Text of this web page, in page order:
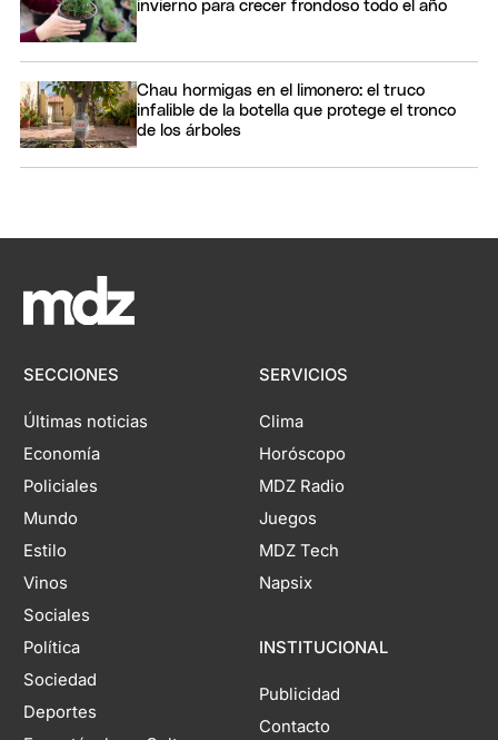
invierno para crecer frondoso todo el año
Chau hormigas en el limonero: el truco
infalible de la botella que protege el tronco
de los árboles
SECCIONES
Últimas noticias
Economía
Policiales
Mundo
Estilo
Vinos
Sociales
Política
Sociedad
Deportes
SERVICIOS
Clima
Horóscopo
MDZ Radio
Juegos
MDZ Tech
Napsix
INSTITUCIONAL
Publicidad
Contacto